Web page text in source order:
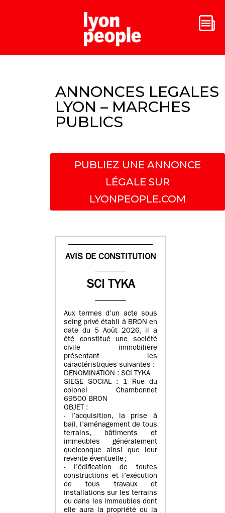
ANNONCES LEGALES
LYON – MARCHES
PUBLICS
PUBLIEZ UNE ANNONCE
LÉGALE SUR
LYONPEOPLE.COM
AVIS DE CONSTITUTION
SCI TYKA
Aux termes d’un acte sous
seing privé établi à BRON en
date du 5 Août 2026, il a
été constitué une société
civile immobilière
présentant les
caractéristiques suivantes :
DENOMINATION : SCI TYKA
SIEGE SOCIAL : 1 Rue du
colonel Chambonnet
69500 BRON
OBJET :
- l’acquisition, la prise à
bail, l’aménagement de tous
terrains, bâtiments et
immeubles généralement
quelconque ainsi que leur
revente éventuelle ;
- l’édification de toutes
constructions et l’exécution
de tous travaux et
installations sur les terrains
ou dans les immeubles dont
elle aura la propriété ou la